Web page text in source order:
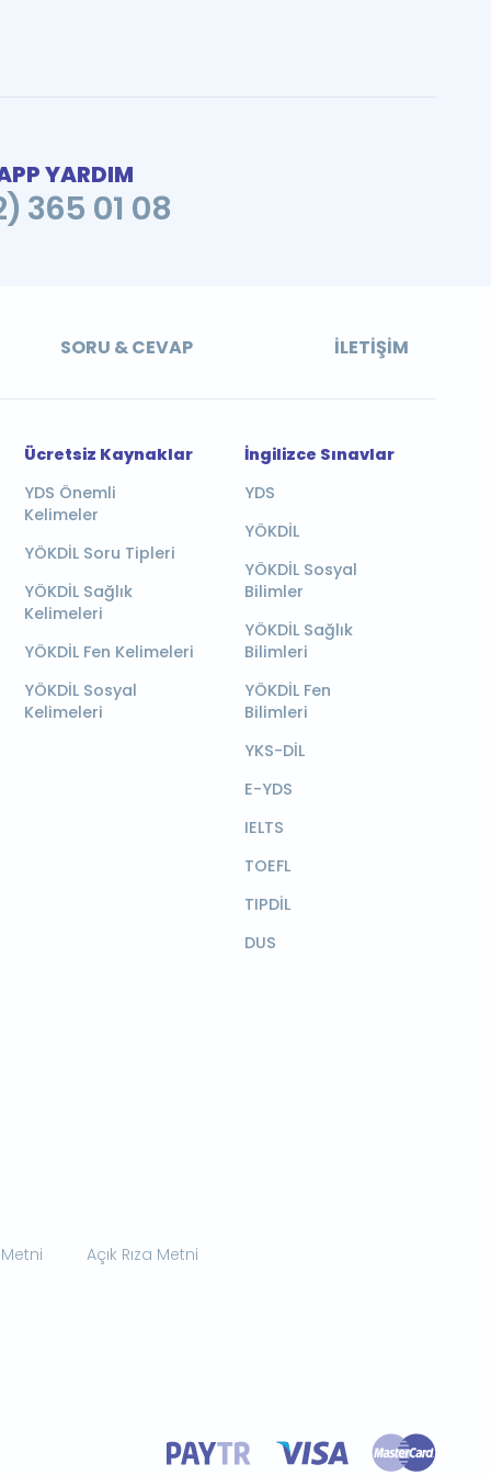
YARDIM
365 01 08
SORU & CEVAP İLETIŞIM
Ücretsiz Kaynaklar
YDS Önemli
Kelimeler
YÖKDİL Soru Tipleri
YÖKDİL Sağlık
Kelimeleri
YÖKDİL Fen Kelimeleri
YÖKDİL Sosyal
Kelimeleri
İngilizce Sınavlar
YDS
YÖKDİL
YÖKDİL Sosyal
Bilimler
YÖKDİL Sağlık
Bilimleri
YÖKDİL Fen
Bilimleri
YKS-DİL
E-YDS
IELTS
TOEFL
TIPDİL
DUS
Açık Rıza Metni